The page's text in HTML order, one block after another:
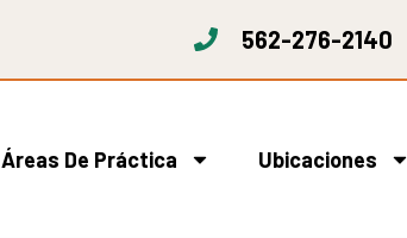
562-276-2140
Áreas De Práctica Ubicaciones